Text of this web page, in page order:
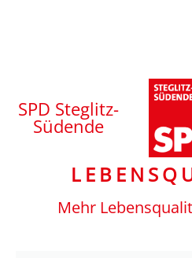
SPD Steglitz-
Südende
Mehr